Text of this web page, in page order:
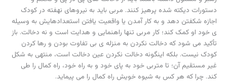
دستورات دیکته شده پرهیز کنند. مربی باید به نیروهای نهفته در کودک
اجازه شکفتن دهد و به کار آمدن یا واقعیت یافتن استعدادهایش به وسیله
ی خود او کمک کند؛ کار مربی تنها راهنمایی و هدایت است و نه دخالت. باز
تأکید می شود که دخالت نکردن به منزله ی بی تفاوت بودن و رها کردن
کودک نیست. بلکه اینگونه دخالت نکردن عین دخالت است، منتهی به شکل
غیر مستقیم آن؛ تا متربی خود به پای خود و به راه خود، راه کمال را طی
کند. چرا که هر کس به شیوه خویش راه کمال را می پیماید.